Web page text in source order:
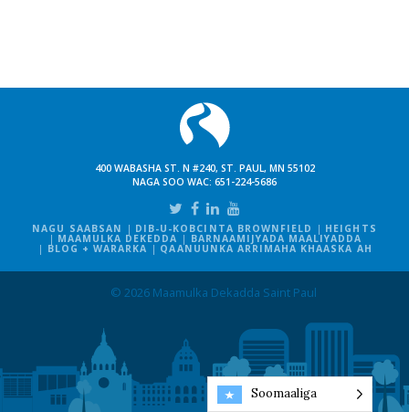
400 WABASHA ST. N #240, ST. PAUL, MN 55102
NAGA SOO WAC: 651-224-5686
NAGU SAABSAN DIB-U-KOBCINTA BROWNFIELD HEIGHTS
MAAMULKA DEKEDDA BARNAAMIJYADA MAALIYADDA
BLOG + WARARKA QAANUUNKA ARRIMAHA KHAASKA AH
© 2026 Maamulka Dekadda Saint Paul
Soomaaliga